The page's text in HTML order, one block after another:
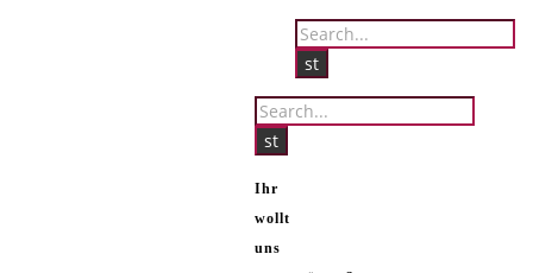
Ihr
wollt
uns